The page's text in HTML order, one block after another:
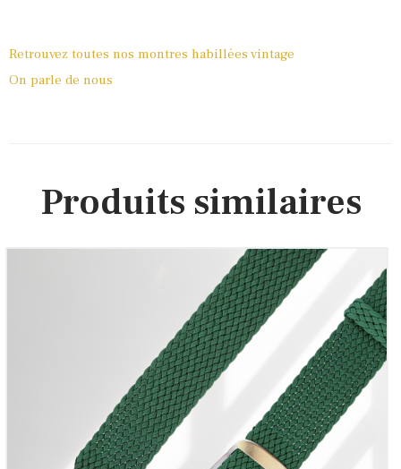
Retrouvez toutes nos montres habillées vintage
On parle de nous
Produits similaires
Bracelet montre Perlon tressé Vert
00€